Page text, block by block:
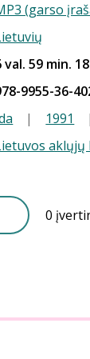
(garso
val. 59 min.
9955-36-
| 1991 |
aklųjų
0